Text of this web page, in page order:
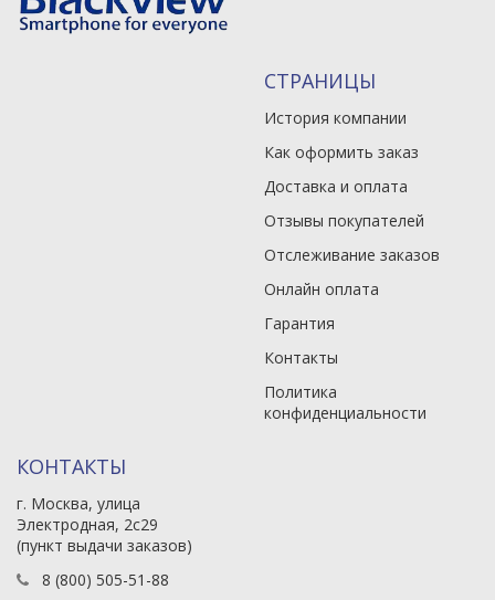
СТРАНИЦЫ
История компании
Как оформить заказ
Доставка и оплата
Отзывы покупателей
Отслеживание заказов
Онлайн оплата
Гарантия
Контакты
Политика
конфиденциальности
КОНТАКТЫ
г. Москва, улица
Электродная, 2с29
(пункт выдачи заказов)
8 (800) 505-51-88